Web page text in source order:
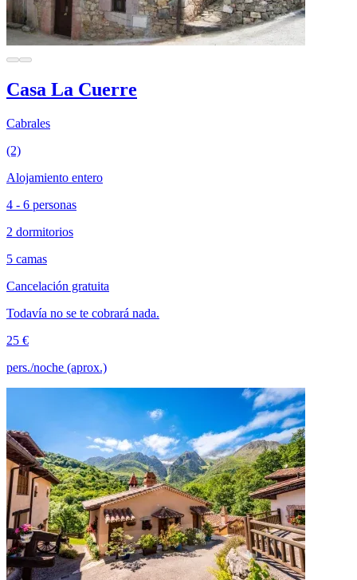
Casa La Cuerre
Cabrales
(2)
Alojamiento entero
4 - 6 personas
2 dormitorios
5 camas
Cancelación gratuita
Todavía no se te cobrará nada.
25 €
pers./noche (aprox.)